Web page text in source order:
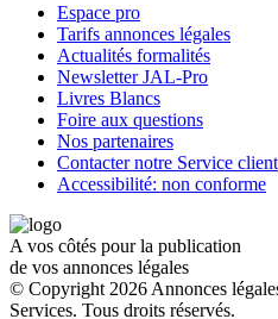
Espace pro
Tarifs annonces légales
Actualités formalités
Newsletter JAL-Pro
Livres Blancs
Foire aux questions
Nos partenaires
Contacter notre Service client
Accessibilité: non conforme
A vos côtés pour la publication
de vos annonces légales
© Copyright 2026 Annonces
Services. Tous droits réservés.